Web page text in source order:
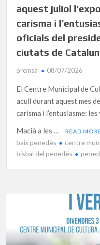
aquest juliol
carisma i
oficials del
ciutats de
premsa 08/07/2026
El Centre Municipal de
acull durant aquest mes
carisma i l’entusiasme:
Macià a les …
READ
baix penedès centre
bisbal del penedès